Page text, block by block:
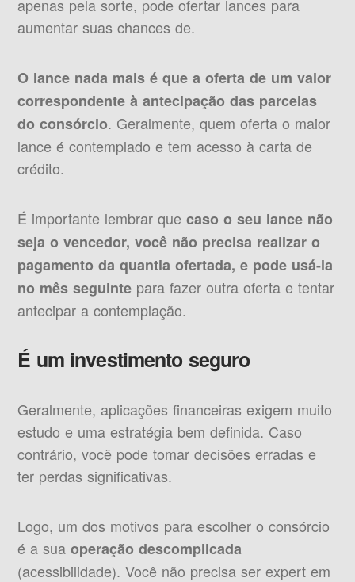
apenas pela sorte, pode ofertar lances para
aumentar suas chances de.
O lance nada mais é que a oferta de um valor
correspondente à antecipação das parcelas
do consórcio. Geralmente, quem oferta o maior
lance é contemplado e tem acesso à carta de
crédito.
É importante lembrar quecaso o seu lance não
seja o vencedor, você não precisa realizar o
pagamento da quantia ofertada, e pode usá-la
no mês seguinte para fazer outra oferta e tentar
antecipar a contemplação.
É um investimento seguro
Geralmente, aplicações financeiras exigem muito
estudo e uma estratégia bem definida. Caso
contrário, você pode tomar decisões erradas e
ter perdas significativas.
Logo, um dos motivos para escolher o consórcio
é a suaoperação descomplicada
(acessibilidade). Você não precisa ser expert em